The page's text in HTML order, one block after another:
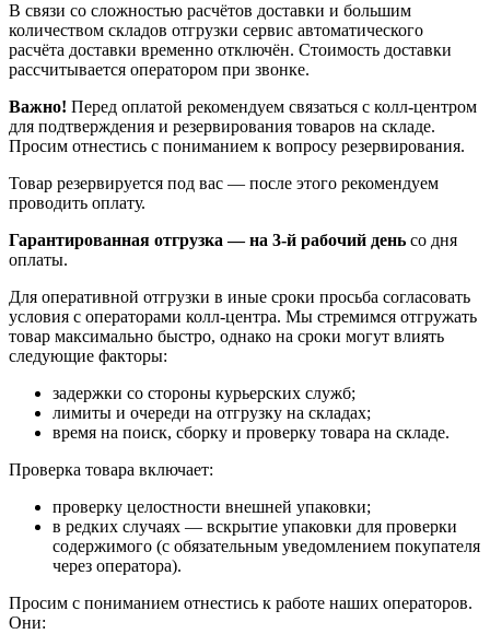
В связи со сложностью расчётов доставки и большим
количеством складов отгрузки сервис автоматического
расчёта доставки временно отключён. Стоимость доставки
рассчитывается оператором при звонке.
Важно! Перед оплатой рекомендуем связаться с колл‑центром
для подтверждения и резервирования товаров на складе.
Просим отнестись с пониманием к вопросу резервирования.
Товар резервируется под вас — после этого рекомендуем
проводить оплату.
Гарантированная отгрузка — на 3‑й рабочий день со дня
оплаты.
Для оперативной отгрузки в иные сроки просьба согласовать
условия с операторами колл‑центра. Мы стремимся отгружать
товар максимально быстро, однако на сроки могут влиять
следующие факторы:
задержки со стороны курьерских служб;
лимиты и очереди на отгрузку на складах;
время на поиск, сборку и проверку товара на складе.
Проверка товара включает:
проверку целостности внешней упаковки;
в редких случаях — вскрытие упаковки для проверки
содержимого (с обязательным уведомлением покупателя
через оператора).
Просим с пониманием отнестись к работе наших операторов.
Они: